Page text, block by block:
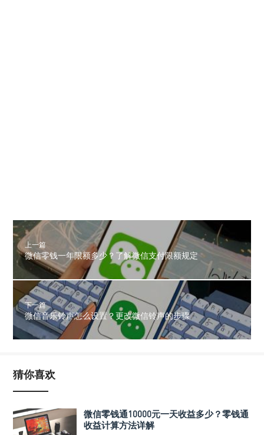
上一篇
微信零钱一年限额多少？了解微信支付限额规定
下一篇
微信音乐铃声怎么设置？更改微信铃声的步骤
猜你喜欢
微信零钱通10000元一天收益多少？零钱通
收益计算方法详解